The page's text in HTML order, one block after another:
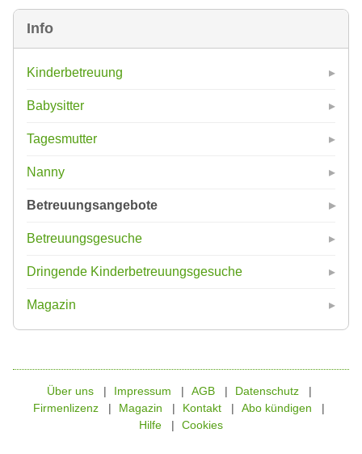
Info
Kinderbetreuung
Babysitter
Tagesmutter
Nanny
Betreuungsangebote
Betreuungsgesuche
Dringende Kinderbetreuungsgesuche
Magazin
Über uns Impressum AGB
Datenschutz
Firmenlizenz
Magazin Kontakt
Abo kündigen
Hilfe
Cookies